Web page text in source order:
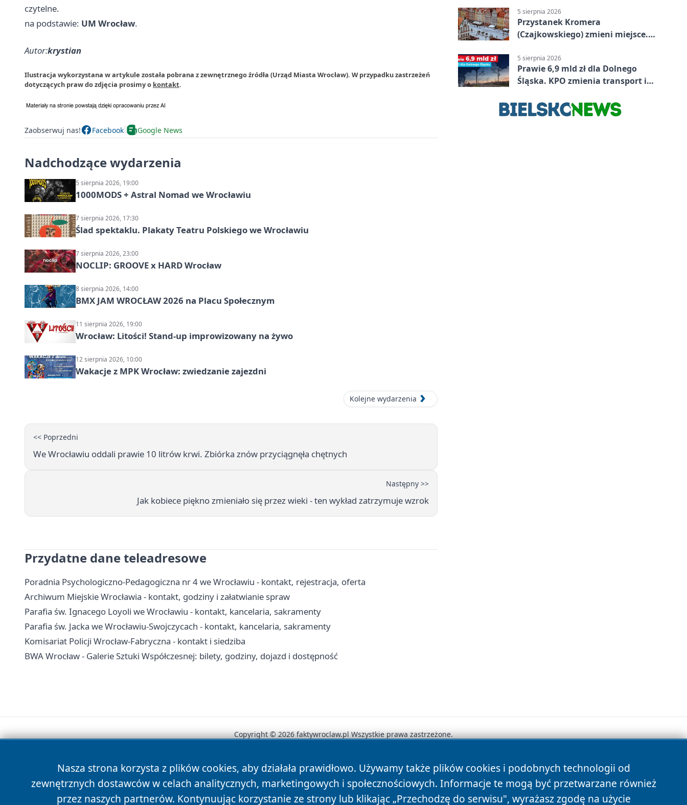
czytelne.
na podstawie: UM Wrocław.
Autor:krystian
Ilustracja wykorzystana w artykule została pobrana z zewnętrznego źródła (Urząd Miasta Wrocław). W przypadku zastrzeżeń
dotyczących praw do zdjęcia prosimy o kontakt.
Zaobserwuj nas! Facebook Google News
Nadchodzące wydarzenia
5 sierpnia 2026, 19:00
1000MODS + Astral Nomad we Wrocławiu
7 sierpnia 2026, 17:30
Ślad spektaklu. Plakaty Teatru Polskiego we Wrocławiu
7 sierpnia 2026, 23:00
NOCLIP: GROOVE x HARD Wrocław
8 sierpnia 2026, 14:00
BMX JAM WROCŁAW 2026 na Placu Społecznym
11 sierpnia 2026, 19:00
Wrocław: Litości! Stand-up improwizowany na żywo
12 sierpnia 2026, 10:00
Wakacje z MPK Wrocław: zwiedzanie zajezdni
Kolejne wydarzenia
<< Poprzedni
We Wrocławiu oddali prawie 10 litrów krwi. Zbiórka znów przyciągnęła chętnych
Następny >>
Jak kobiece piękno zmieniało się przez wieki - ten wykład zatrzymuje wzrok
Przydatne dane teleadresowe
Poradnia Psychologiczno-Pedagogiczna nr 4 we Wrocławiu - kontakt, rejestracja, oferta
Archiwum Miejskie Wrocławia - kontakt, godziny i załatwianie spraw
Parafia św. Ignacego Loyoli we Wrocławiu - kontakt, kancelaria, sakramenty
Parafia św. Jacka we Wrocławiu-Swojczycach - kontakt, kancelaria, sakramenty
Komisariat Policji Wrocław-Fabryczna - kontakt i siedziba
BWA Wrocław - Galerie Sztuki Współczesnej: bilety, godziny, dojazd i dostępność
5 sierpnia 2026
Przystanek Kromera
(Czajkowskiego) zmieni miejsce.
5 sierpnia 2026
Prawie 6,9 mld zł dla Dolnego
Śląska. KPO zmienia transport i
Nasza strona korzysta z plików cookies, aby działała prawidłowo. Używamy także plików cookies i podobnych technologii od
zewnętrznych dostawców w celach analitycznych, marketingowych i społecznościowych. Informacje te mogą być przetwarzane również
przez naszych partnerów. Kontynuując korzystanie ze strony lub klikając „Przechodzę do serwisu", wyrażasz zgodę na użycie
Copyright © 2026 faktywroclaw.pl Wszystkie prawa zastrzeżone.
News Autorzy Polityka Prywatności Polityka Cookies